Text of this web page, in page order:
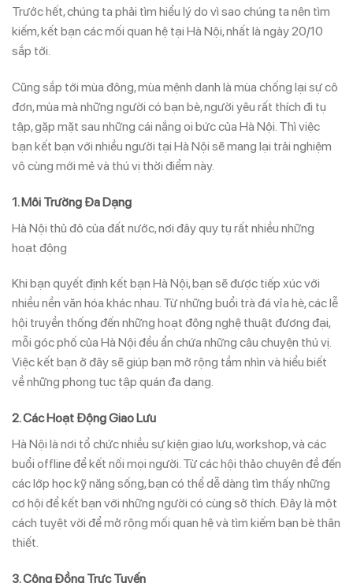
Trước hết, chúng ta phải tìm hiểu lý do vì sao chúng ta nên tìm
kiếm, kết bạn các mối quan hệ tại Hà Nội, nhất là ngày 20/10
sắp tới.
Cũng sắp tới mùa đông, mùa mệnh danh là mùa chống lại sự cô
đơn, mùa mà những người có bạn bè, người yêu rất thích đi tụ
tập, gặp mặt sau những cái nắng oi bức của Hà Nội. Thì việc
bạn kết bạn với nhiều người tại Hà Nội sẽ mang lại trải nghiệm
vô cùng mới mẻ và thú vị thời điểm này.
1. Môi Trường Đa Dạng​
Hà Nội thủ đô của đất nước, nơi đây quy tụ rất nhiều những
hoạt động
Khi bạn quyết định kết bạn Hà Nội, bạn sẽ được tiếp xúc với
nhiều nền văn hóa khác nhau. Từ những buổi trà đá vỉa hè, các lễ
hội truyền thống đến những hoạt động nghệ thuật đương đại,
mỗi góc phố của Hà Nội đều ẩn chứa những câu chuyện thú vị.
Việc kết bạn ở đây sẽ giúp bạn mở rộng tầm nhìn và hiểu biết
về những phong tục tập quán đa dạng.
2.Các Hoạt Động Giao Lưu
Hà Nội là nơi tổ chức nhiều sự kiện giao lưu, workshop, và các
buổi offline để kết nối mọi người. Từ các hội thảo chuyên đề đến
các lớp học kỹ năng sống, bạn có thể dễ dàng tìm thấy những
cơ hội để kết bạn với những người có cùng sở thích. Đây là một
cách tuyệt vời để mở rộng mối quan hệ và tìm kiếm bạn bè thân
thiết.
3.Cộng Đồng Trực Tuyến